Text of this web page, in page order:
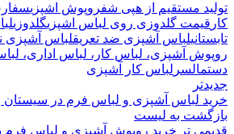
تولید مستقیم از هپی شفروپوش اشپزی
کار قیمت گلدوزی روی لباس اشپزیگلدوزی
تابستانیلباس آشپزی ضد تعریقلباس آشپزی
روپوش آشپزی، لباس کار، لباس اداری،
دستمالسر لباس کار آشپزی
جدیدتر
خرید لباس آشپزی و لباس فرم در سیستان
بازگشت به لیست
قدیمی تر خرید روپوش آشپزی و لباس